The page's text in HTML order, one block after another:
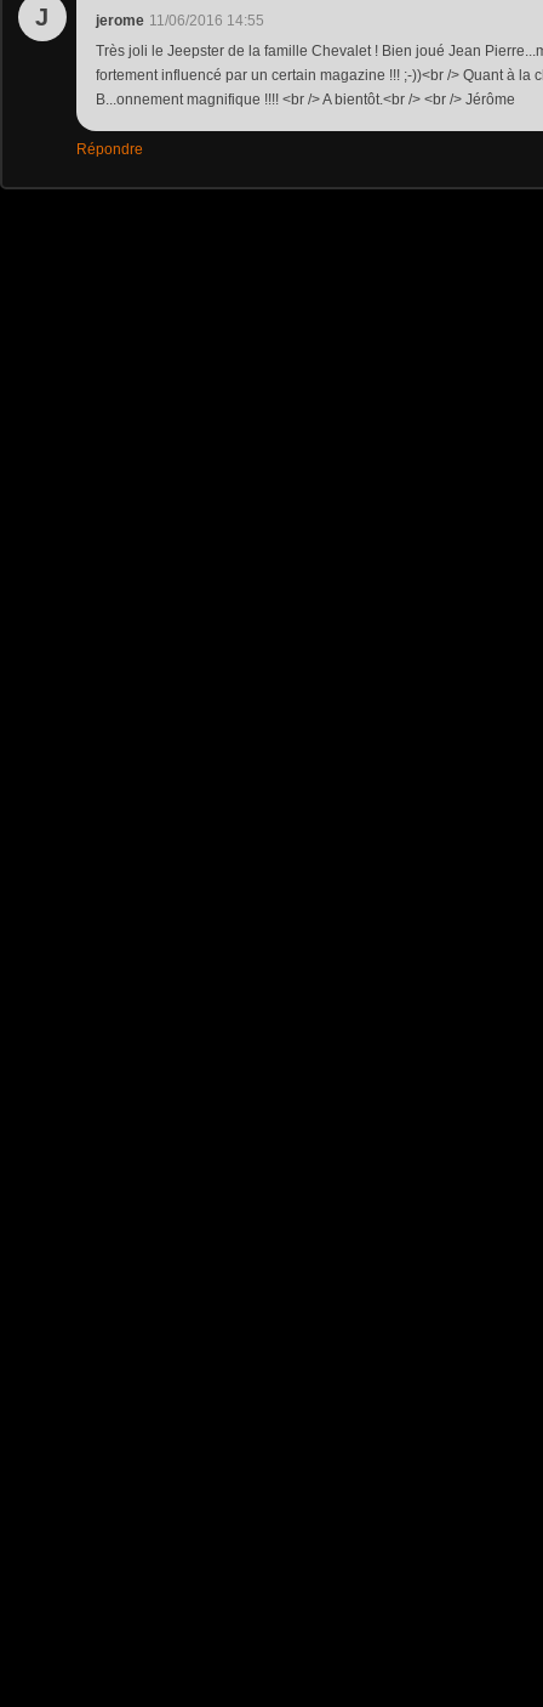
J jerome 11/06/2016 14:55
Très joli le Jeepster de la famille Chevalet ! Bien joué Jean
fortement influencé par un certain magazine !!! ;-))<br /> Quant à la
B...onnement magnifique !!!! <br /> A bientôt.<br /> <br /> Jérôme
Répondre